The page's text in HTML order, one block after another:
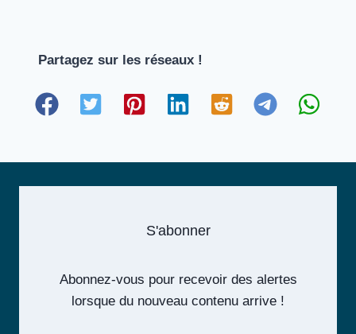
Partagez sur les réseaux !
S'abonner
Abonnez-vous pour recevoir des alertes
lorsque du nouveau contenu arrive !